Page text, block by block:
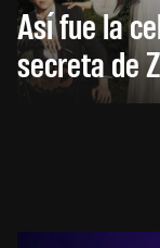
Así fue la
secreta de